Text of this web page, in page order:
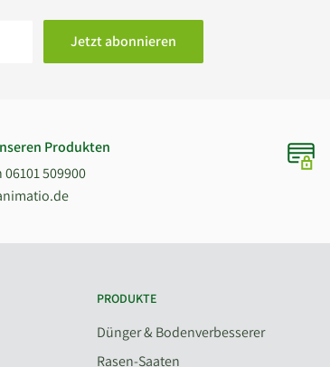
Jetzt abonnieren
Produkten
509900
PRODUKTE
Dünger & Bodenverbesserer
Rasen-Saaten